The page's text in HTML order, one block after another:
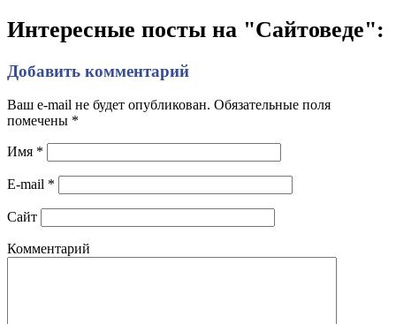
Интересные посты на "Сайтоведе":
Добавить комментарий
Ваш e-mail не будет опубликован. Обязательные поля
помечены *
Имя *
E-mail *
Сайт
Комментарий